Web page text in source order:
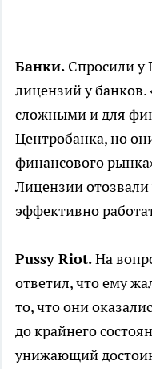
Банки. Спросили у
лицензий у
сложными и для
Центробанка, но
финансового
Лицензии
эффективно
Pussy Riot.На
ответил, что ему
то, что они
до крайнего
унижающий